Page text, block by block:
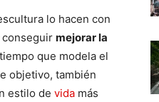
lo hacen con
conseguir mejorar la
que modela el
objetivo, también
estilo de vida más